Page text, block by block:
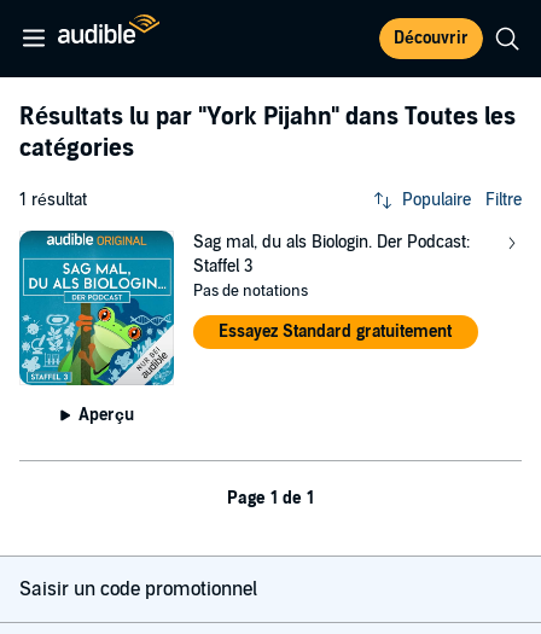
Découvrir
Résultats lu par "York Pijahn" dans Toutes les
catégories
1 résultat Populaire Filtre
Aperçu
Sag mal, du als Biologin. Der Podcast:
Staffel 3
Pas de notations
Essayez Standard gratuitement
Page 1 de 1
Saisir un code promotionnel